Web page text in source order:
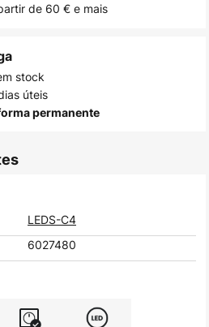
de 60 € e mais
stock
úteis
permanente
LEDS-C4
6027480